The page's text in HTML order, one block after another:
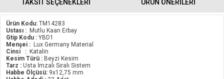
TAKSİT SEÇENEKLERİ ÜRÜN ÖNERILERI
Ürün Kodu: TM14283
Ustası : Mutlu Kaan Erbay
Gtip Kodu : YBD1
Menşei : Lux Germany Material
Cinsi : Katalin
Kesim Türü : Beyzi Kesim
Tarz : Usta İmzalı Sıralı Sistem
Habbe Ölçüsü: 9x12,75 mm